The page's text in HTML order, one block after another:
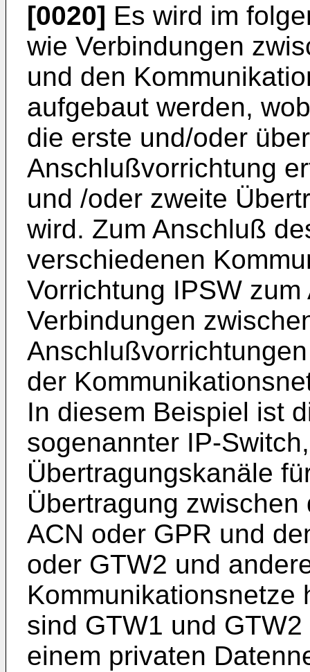
[0020] Es wird im
wie Verbindungen
und den
aufgebaut werden,
die erste und/oder
Anschlußvorrichtung
und /oder zweite
wird. Zum Anschluß
verschiedenen
Vorrichtung IPSW
Verbindungen
der
In diesem Beispiel ist
sogenannter IP-
Übertragungskanäle
Übertragung
ACN oder GPR und
oder GTW2 und
Kommunikationsnetze
sind GTW1 und
einem privaten